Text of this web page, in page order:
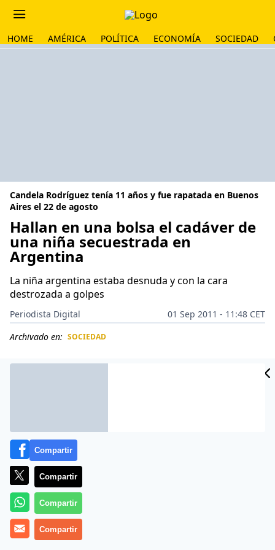
HOME AMÉRICA POLÍTICA ECONOMÍA SOCIEDAD
Candela Rodríguez tenía 11 años y fue rapatada en Buenos
Aires el 22 de agosto
Hallan en una bolsa el cadáver de
una niña secuestrada en
Argentina
La niña argentina estaba desnuda y con la cara
destrozada a golpes
Periodista Digital
01 Sep 2011 - 11:48 CET
Archivado en: SOCIEDAD
Más información
Compartir
Compartir
Compartir
Compartir